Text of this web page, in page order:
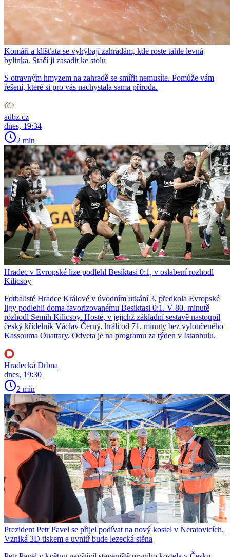
Komáři a klíšťata se vyhýbají zahradám, kde roste tahle levná
bylinka. Stačí ji zasadit ke stolu
S otravným hmyzem na zahradě se smířit nemusíte. Pomůže vám
řešení, které si pro vás nachystala sama příroda.
adbz.cz
dnes, 19:34
2 min
Hradec v Evropské lize podlehl Besiktasi 0:1, v oslabení rozhodl
Kilicsoy
Fotbalisté Hradce Králové v úvodním utkání 3. předkola Evropské
ligy podlehli doma favorizovanému Besiktasi 0:1. V 80. minutě
rozhodl Semih Kilicsoy. Hosté, v jejichž základní sestavě nastoupil
český křídelník Václav Černý, hráli od 71. minuty bez vyloučeného
Kassouma Ouattary. Odveta je na programu za týden v Istanbulu.
Hradecká Drbna
dnes, 19:30
2 min
Prezident Petr Pavel se přijel podívat na nový kostel v Neratovicích.
Vzniká 3D tiskem a uvnitř bude lezecká stěna